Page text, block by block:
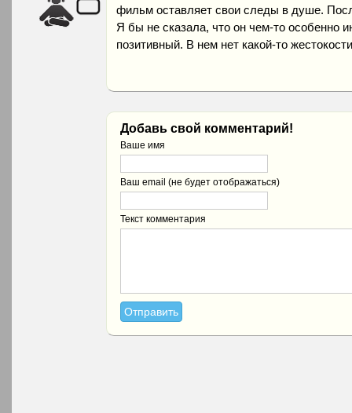
фильм оставляет свои следы в душе.
Я бы не сказала, что он чем-то особенно
позитивный. В нем нет какой-то
Добавь свой комментарий!
Ваше имя
Ваш email (не будет отображаться)
Текст комментария